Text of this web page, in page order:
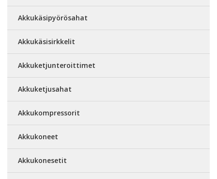
Akkukäsipyörösahat
Akkukäsisirkkelit
Akkuketjunteroittimet
Akkuketjusahat
Akkukompressorit
Akkukoneet
Akkukonesetit